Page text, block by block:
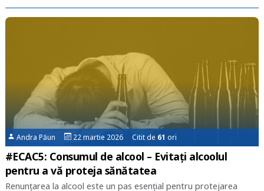
Andra Păun 22 martie 2026 Citit de 61 ori
#ECAC5: Consumul de alcool – Evitați alcoolul
pentru a vă proteja sănătatea
Renunțarea la alcool este un pas esențial pentru protejarea